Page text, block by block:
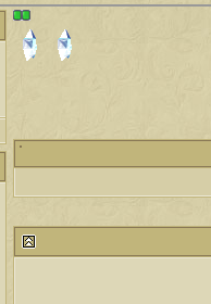
مشاركات المشاهدات
177482
مشاركات المشاهدات
24
212685
المشاهدات